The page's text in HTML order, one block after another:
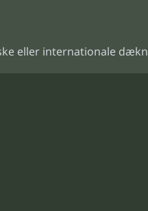
eller internationale